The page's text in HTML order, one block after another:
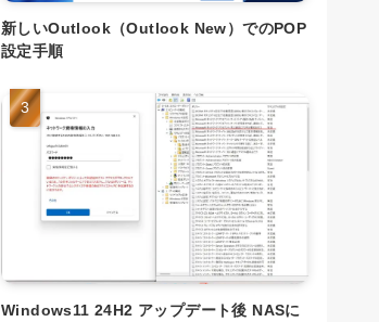
新しいOutlook（Outlook New）でのPOP
設定手順
Windows11 24H2 アップデート後 NASに